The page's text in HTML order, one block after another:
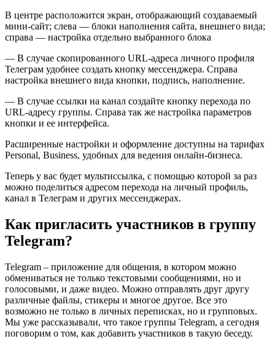
В центре расположится экран, отображающий создаваемый
мини-сайт; слева — блоки наполнения сайта, внешнего вида;
справа — настройка отдельно выбранного блока
— В случае скопированного URL-адреса личного профиля
Телеграм удобнее создать кнопку мессенджера. Справа
настройка внешнего вида кнопки, подпись, наполнение.
— В случае ссылки на канал создайте кнопку перехода по
URL-адресу группы. Справа так же настройка параметров
кнопки и ее интерфейса.
Расширенные настройки и оформление доступны на тарифах
Personal, Business, удобных для ведения онлайн-бизнеса.
Теперь у вас будет мультиссылка, с помощью которой за раз
можно поделиться адресом перехода на личный профиль,
канал в Телеграм и других мессенджерах.
Как пригласить участников в группу
Telegram?
Telegram – приложение для общения, в котором можно
обмениваться не только текстовыми сообщениями, но и
голосовыми, и даже видео. Можно отправлять друг другу
различные файлы, стикеры и многое другое. Все это
возможно не только в личных переписках, но и групповых.
Мы уже рассказывали, что такое группы Telegram, а сегодня
поговорим о том, как добавить участников в такую беседу.